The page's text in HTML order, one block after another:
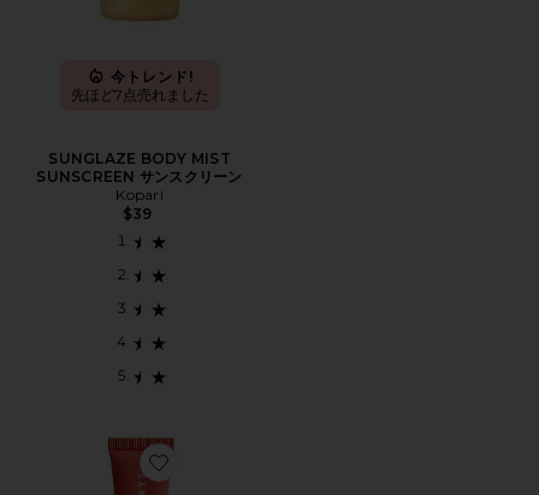
今トレンド!
先ほど7点売れました
SUNGLAZE BODY MIST
SUNSCREEN サンスクリーン
Kopari
$39
Favorite POPPY LIP BUTTER BALM POPPYリップバ